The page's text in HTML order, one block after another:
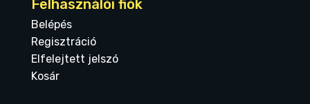
Felhasználói fiók
Belépés
Regisztráció
Elfelejtett jelszó
Kosár